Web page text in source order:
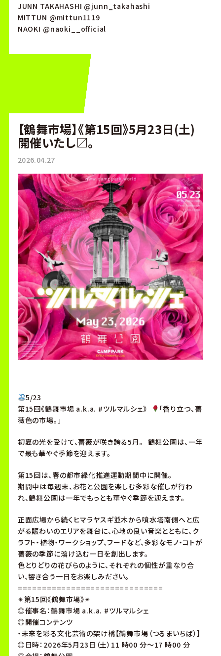
JUNN TAKAHASHI @junn_takahashi
MITTUN @mittun1119
NAOKI @naoki__official
【鶴舞市場】《第15回》5月23日(土)
開催いたし〼。
2026.04.27
5/23
第15回《鶴舞市場 a.k.a. #ツルマルシェ》
「香り立つ、薔
薇色の市場。」
初夏の光を受けて、薔薇が咲き誇る5月。 鶴舞公園は、一年
で最も華やぐ季節を迎えます。
第15回は、春の都市緑化推進運動期間中に開催。
期間中は毎週末、お花と公園を楽しむ多彩な催しが行わ
れ、鶴舞公園は一年でもっとも華やぐ季節を迎えます。
正面広場から続くヒマラヤスギ並木から噴水塔南側へと広
がる賑わいのエリアを舞台に、心地の良い音楽とともに、ク
ラフト・植物・ワークショップ、フードなど、多彩なモノ・コトが
薔薇の季節に溶け込む一日を創出します。
色とりどりの花びらのように、それぞれの個性が重なり合
い、響き合う一日をお楽しみださい。
==============================
✴︎第15回《鶴舞市場》✴︎
◎催事名：鶴舞市場 a.k.a. #ツルマルシェ
◎開催コンテンツ
・未来を彩る文化芸術の架け橋【鶴舞市場（つるまいちば）】
◎日時：2026年5月23日（土）11 時00 分～17 時00 分